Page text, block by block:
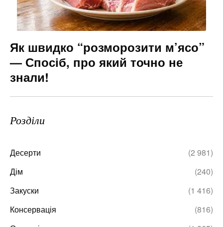
Як швидко “розморозити м’ясо”
— Спосіб, про який точно не
знали!
Розділи
Десерти
(2 981)
Дім
(240)
Закуски
(1 416)
Консервація
(816)